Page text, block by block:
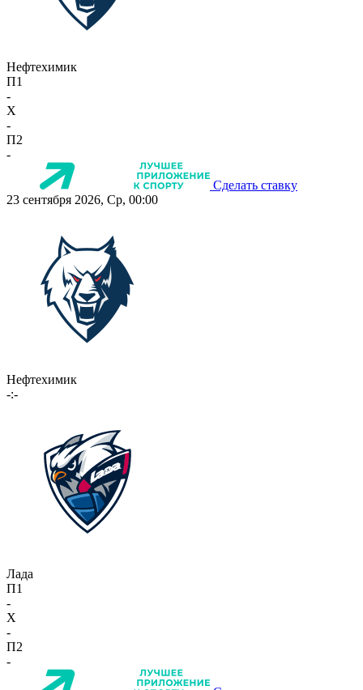
Нефтехимик
П1
-
X
-
П2
-
Сделать ставку
23 сентября 2026, Ср, 00:00
Нефтехимик
-:-
Лада
П1
-
X
-
П2
-